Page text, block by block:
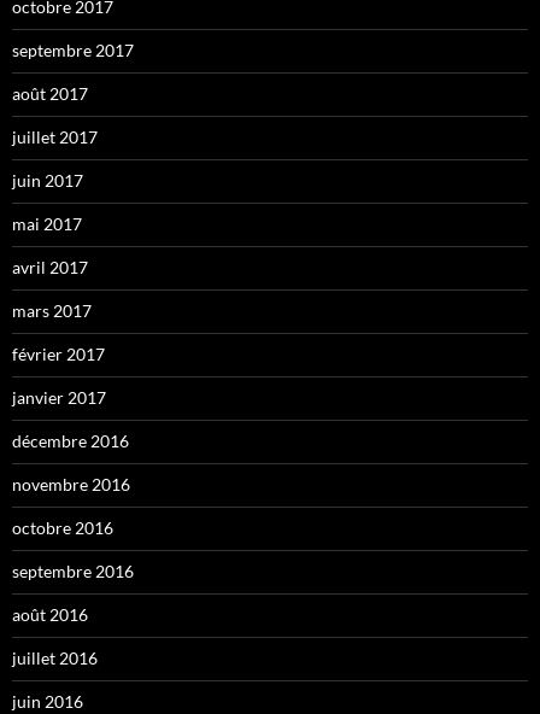
octobre 2017
septembre 2017
août 2017
juillet 2017
juin 2017
mai 2017
avril 2017
mars 2017
février 2017
janvier 2017
décembre 2016
novembre 2016
octobre 2016
septembre 2016
août 2016
juillet 2016
juin 2016